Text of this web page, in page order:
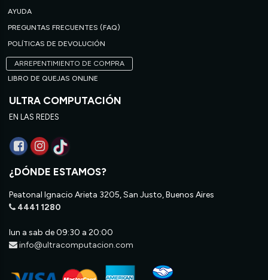
AYUDA
PREGUNTAS FRECUENTES (FAQ)
POLÍTICAS DE DEVOLUCIÓN
ARREPENTIMIENTO DE COMPRA
LIBRO DE QUEJAS ONLINE
ULTRA COMPUTACIÓN
EN LAS REDES
¿DÓNDE ESTAMOS?
Peatonal Ignacio Arieta 3205, San Justo, Buenos Aires
4441 1280
lun a sab de 09:30 a 20:00
info@ultracomputacion.com